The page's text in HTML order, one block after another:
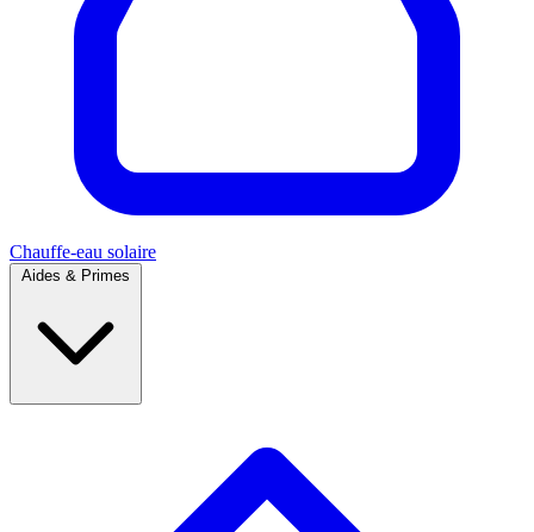
Chauffe-eau solaire